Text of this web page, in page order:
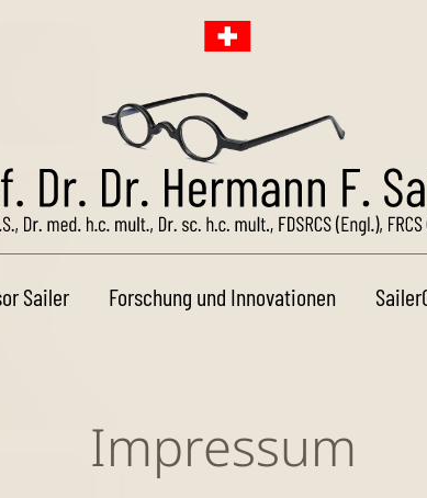
Sailer Forschung und Innovationen
Impressum